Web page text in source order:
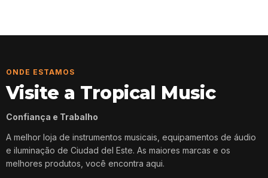
ONDE ESTAMOS
Visite a Tropical Music
Confiança e Trabalho
A melhor loja de instrumentos musicais, equipamentos de áudio
e iluminação de Ciudad del Este. As maiores marcas e os
melhores produtos, você encontra aqui.